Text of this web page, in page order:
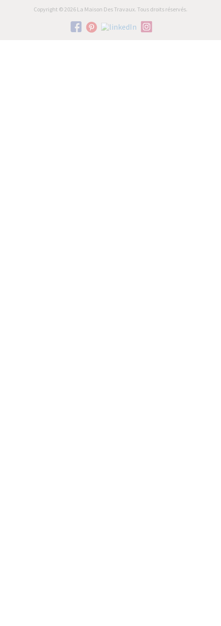
Copyright © 2026 La Maison Des Travaux. Tous droits réservés.